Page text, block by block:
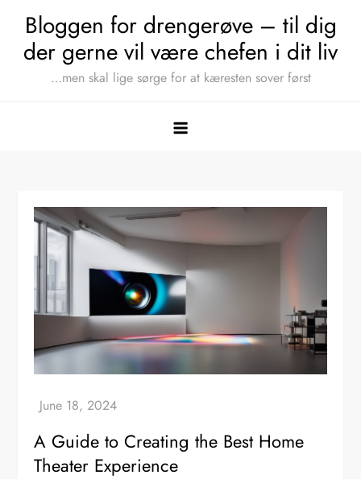
content
Bloggen for drengerøve – til dig
der gerne vil være chefen i dit liv
…men skal lige sørge for at kæresten sover først
A Guide to Creating the Best Home
Theater Experience